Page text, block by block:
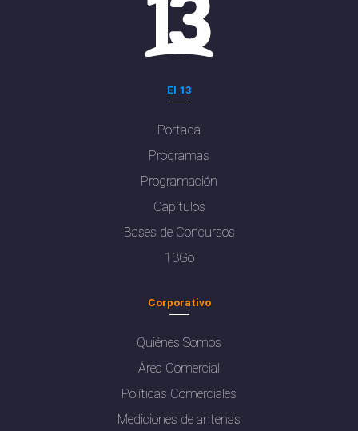
El 13
Portada
Programas
Programación
Capítulos
Bases de Concursos
13Go
Corporativo
Quiénes Somos
Área Comercial
Políticas Comerciales
Mediciones de antenas